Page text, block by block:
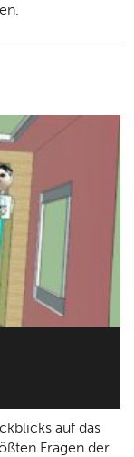
auf das
Fragen der